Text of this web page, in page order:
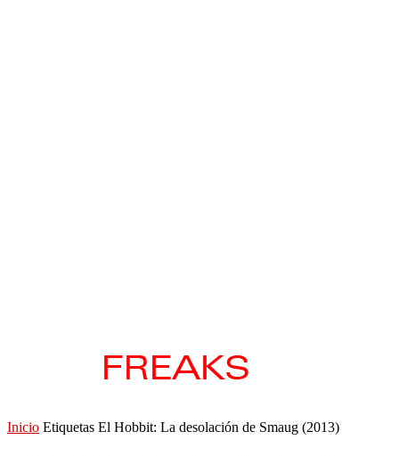
Inicio Etiquetas El Hobbit: La desolación de Smaug (2013)